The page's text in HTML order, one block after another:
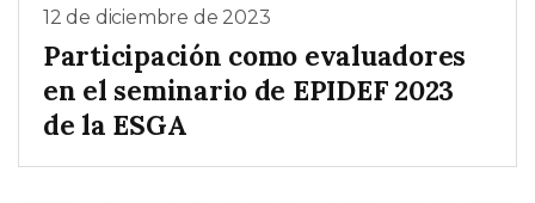
12 de diciembre de 2023
Participación como evaluadores
en el seminario de EPIDEF 2023
de la ESGA